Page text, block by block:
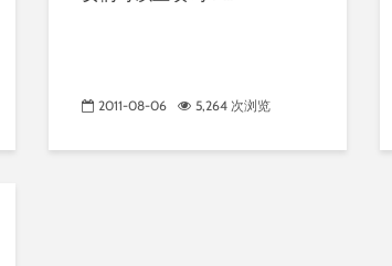
2011-08-06 5,264 次浏览